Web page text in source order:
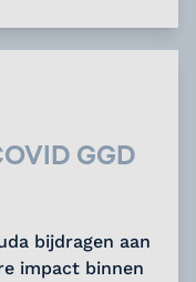
GGD
bijdragen aan
impact binnen